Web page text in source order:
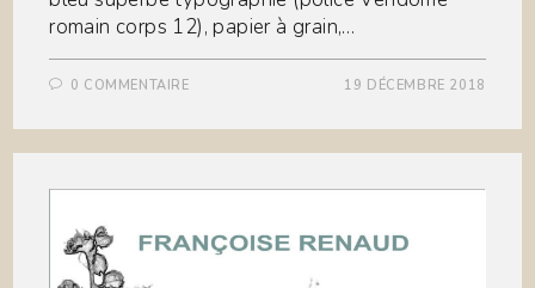
romain corps 12), papier à grain,…
0 COMMENTAIRE 19 DÉCEMBRE 2018